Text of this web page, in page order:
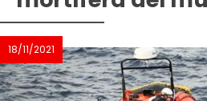
18/11/2021